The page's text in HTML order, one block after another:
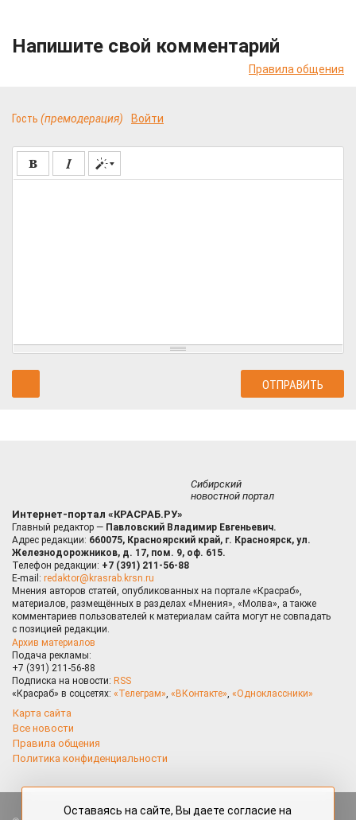
Напишите свой комментарий
Правила общения
Гость (премодерация) Войти
Сибирский
новостной портал
Интернет-портал «КРАСРАБ.РУ»
Главный редактор — Павловский Владимир Евгеньевич.
Адрес редакции: 660075, Красноярский край, г. Красноярск, ул.
Железнодорожников, д. 17, пом. 9, оф. 615.
Телефон редакции: +7 (391) 211-56-88
E-mail: redaktor@krasrab.krsn.ru
Мнения авторов статей, опубликованных на портале «Красраб»,
материалов, размещённых в разделах «Мнения», «Молва», а также
комментариев пользователей к материалам сайта могут не совпадать
с позицией редакции.
Архив материалов
Подача рекламы:
+7 (391) 211-56-88
Подписка на новости: RSS
«Красраб» в соцсетях: «Телеграм», «ВКонтакте», «Одноклассники»
Карта сайта
Все новости
Правила общения
Политика конфиденциальности
Оставаясь на сайте, Вы даете согласие на